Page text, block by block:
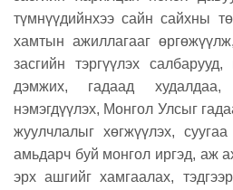
түмнүүдийнхээ сайн сайхны
хамтын ажиллагааг
засгийн тэргүүлэх
дэмжих, гадаад худалдаа,
нэмэгдүүлэх, Монгол Улсыг
жуулчлалыг хөгжүүлэх,
амьдарч буй монгол иргэд, аж
эрх ашгийг хамгаалах,